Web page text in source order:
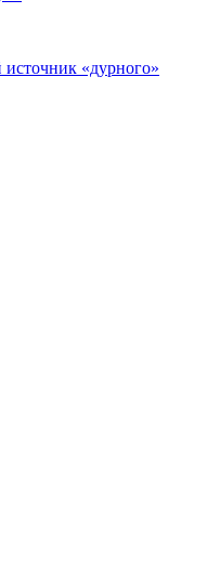
«дурного»